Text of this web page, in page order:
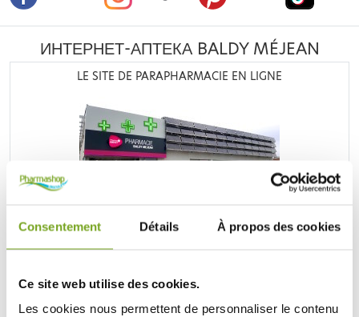
Consentement Détails À propos des cookies
Ce site web utilise des cookies.
Les cookies nous permettent de personnaliser le contenu
ИНТЕРНЕТ-АПТЕКА BALDY MÉJEAN
LE SITE DE PARAPHARMACIE EN LIGNE
nombreuses offres et promotions ainsi que toutes vos
Caudalie
Mustela,Uriage
soyez à l'affût de nos nouveautés sur les produits de la